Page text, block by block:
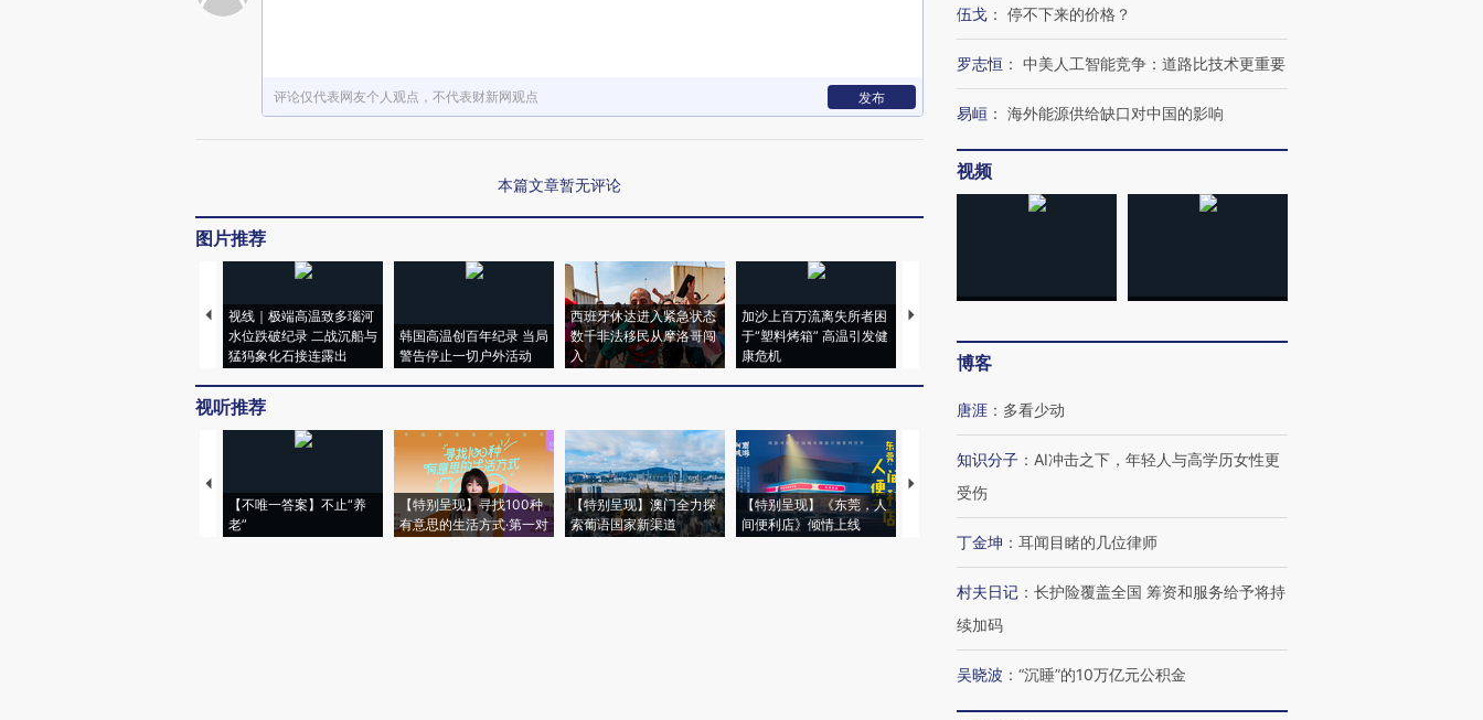
评论仅代表网友个人观点，不代表财新网观点 发布
本篇文章暂无评论
图片推荐
视线｜极端高温致多瑙河
水位跌破纪录 二战沉船与
猛犸象化石接连露出
韩国高温创百年纪录 当局
警告停止一切户外活动
西班牙休达进入紧急状态
数千非法移民从摩洛哥闯
入
加沙上百万流离失所者困
于“塑料烤箱” 高温引发健
康危机
视线｜HYROX的吸金
心“花钱找虐”？
视听推荐
【不唯一答案】不止“养
老”
【特别呈现】寻找100种
有意思的生活方式·第一对
【特别呈现】澳门全力探
索葡语国家新渠道
【特别呈现】《东莞，人
间便利店》倾情上线
【推广】走进第四届链博
会，让数智科技“链”接产
伍戈 ： 停不下来的价格？
罗志恒 ： 中美人工智能竞争：道路比技术更重要
易峘 ： 海外能源供给缺口对中国的影响
视频
博客
唐涯 ： 多看少动
知识分子 ： AI冲击之下，年轻人与高学历女性更
受伤
丁金坤 ： 耳闻目睹的几位律师
村夫日记 ： 长护险覆盖全国 筹资和服务给予将持
续加码
吴晓波 ： “沉睡”的10万亿元公积金